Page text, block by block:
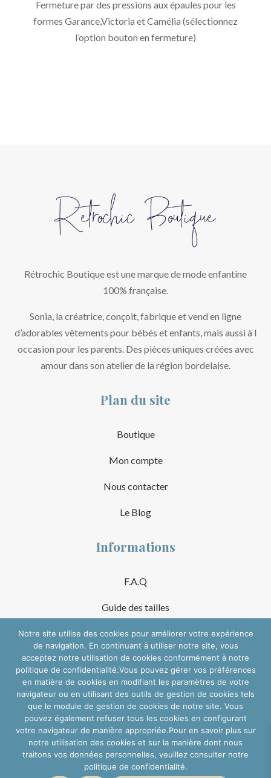
Fermeture par des pressions aux épaules pour les
formes Garance,Victoria et Camélia (sélectionnez
l’option bouton en fermeture)
Rétrochic Boutique est une marque de mode enfantine
100% française.
Sonia, la créatrice, conçoit, fabrique et vend en ligne
d’adorables vêtements pour bébés et enfants, mais aussi à l
occasion pour les parents. Des pièces uniques créées avec
amour dans son atelier de la région bordelaise.
Plan du site
Boutique
Mon compte
Nous contacter
Le Blog
Informations
F.A.Q
Guide des tailles
Mentions Légales
Conditions Générales de Vente
Suivre sur les réseaux
Notre site utilise des cookies pour améliorer votre expérience
de navigation. En continuant à utiliser notre site, vous
acceptez notre utilisation de cookies conformément à notre
politique de confidentialité.Vous pouvez gérer vos préférences
en matière de cookies en modifiant les paramètres de votre
navigateur ou en utilisant des outils de gestion de cookies tels
que le module de gestion de cookies de notre site. Vous
pouvez également refuser tous les cookies en configurant
votre navigateur de manière appropriée.Pour en savoir plus sur
notre utilisation des cookies et sur la manière dont nous
traitons vos données personnelles, veuillez consulter notre
politique de confidentialité.